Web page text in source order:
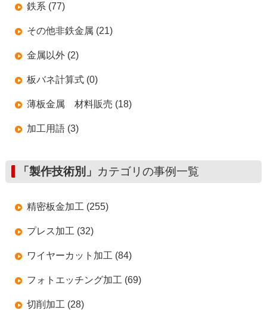
鉄系 (77)
その他非鉄金属 (21)
金属以外 (2)
板バネ計算式 (0)
薄板金属 材料販売 (18)
加工用語 (3)
「製作技術別」 カテゴリの事例一覧
精密板金加工 (255)
プレス加工 (32)
ワイヤーカット加工 (84)
フォトエッチング加工 (69)
切削加工 (28)